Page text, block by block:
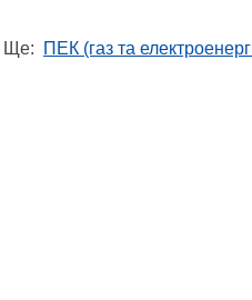
Ще: ПЕК (газ та